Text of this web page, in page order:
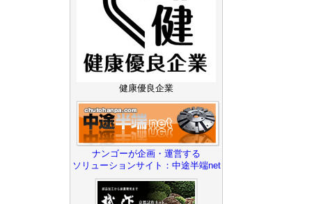
健康優良企業
ナンゴーが企画・運営する
ソリューションサイト：中途半端net